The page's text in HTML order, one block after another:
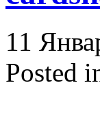
11
Posted